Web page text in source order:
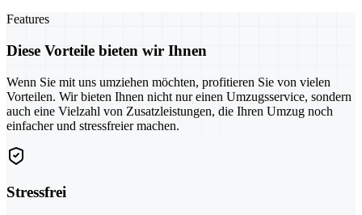
Features
Diese Vorteile bieten wir Ihnen
Wenn Sie mit uns umziehen möchten, profitieren Sie von vielen
Vorteilen. Wir bieten Ihnen nicht nur einen Umzugsservice, sondern
auch eine Vielzahl von Zusatzleistungen, die Ihren Umzug noch
einfacher und stressfreier machen.
Stressfrei